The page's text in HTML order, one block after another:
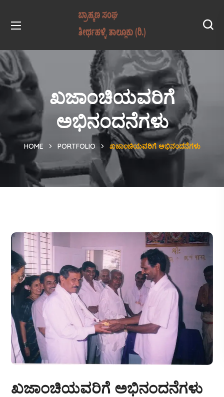
ಖಜಾಂಚಿಯವರಿಗೆ
ಅಭಿನಂದನೆಗಳು
HOME PORTFOLIO ಖಜಾಂಚಿಯವರಿಗೆ ಅಭಿನಂದನೆಗಳು
ಖಜಾಂಚಿಯವರಿಗೆ ಅಭಿನಂದನೆಗಳು